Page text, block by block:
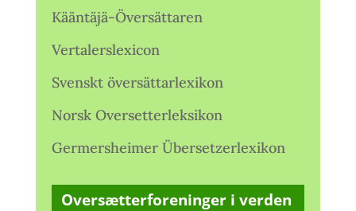
Kääntäjä-Översättaren
Vertalerslexicon
Svenskt översättarlexikon
Norsk Oversetterleksikon
Germersheimer Übersetzerlexikon
Oversætterforeninger i verden